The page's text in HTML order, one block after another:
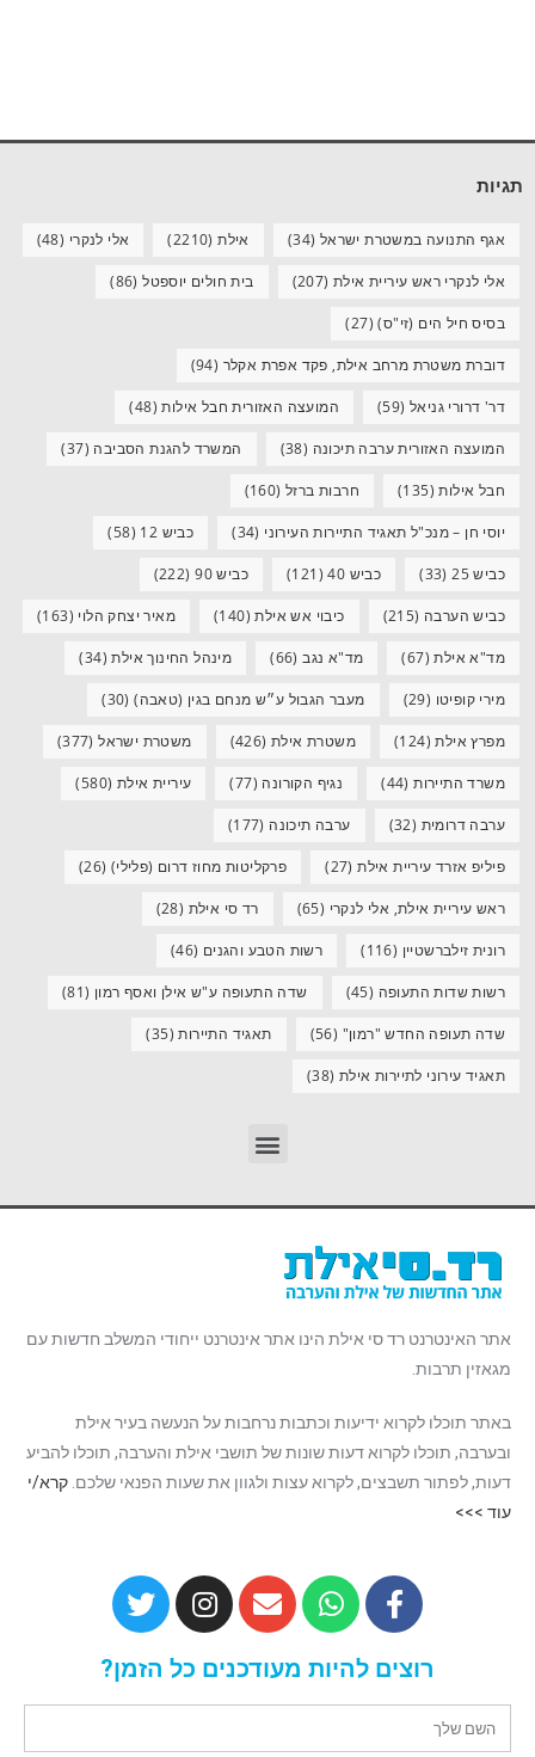
תגיות
אגף התנועה במשטרת ישראל (34) אילת(2210) אלי לנקרי (48)
אלי לנקרי ראש עיריית אילת (207) בית חולים יוספטל(86)
בסיס חיל הים (זי"ס)(27)
דוברת משטרת מרחב אילת, פקד אפרת אקלר (94)
דר' דרורי גניאל (59) המועצה האזורית חבל אילות(48)
המועצה האזורית ערבה תיכונה (38) המשרד להגנת הסביבה (37)
חבל אילות(135) חרבות ברזל (160)
יוסי חן – מנכ"ל תאגיד התיירות העירוני (34) כביש 12 (58)
כביש 25 (33) כביש 40 (121) כביש 90 (222)
כביש הערבה (215) כיבוי אש אילת(140) מאיר יצחק הלוי (163)
מד"א אילת(67) מד"א נגב(66) מינהל החינוך אילת(34)
מירי קופיטו (29) מעבר הגבול ע״ש מנחם בגין (טאבה)(30)
מפרץ אילת(124) משטרת אילת (426) משטרת ישראל(377)
משרד התיירות(44) נגיף הקורונה (77) עיריית אילת (580)
ערבה דרומית (32) ערבה תיכונה (177)
פיליפ אזרד עיריית אילת(27) פרקליטות מחוז דרום (פלילי) (26)
ראש עיריית אילת, אלי לנקרי (65) רד סי אילת (28)
רונית זילברשטיין (116) רשות הטבע והגנים (46)
רשות שדות התעופה (45) שדה התעופה ע"ש אילן ואסף רמון (81)
שדה תעופה החדש "רמון" (56) תאגיד התיירות(35)
תאגיד עירוני לתיירות אילת (38)
אתר האינטרנט רד סי אילת הינו אתר אינטרנט ייחודי המשלב חדשות עם
מגאזין תרבות.
באתר תוכלו לקרוא ידיעות וכתבות נרחבות על הנעשה בעיר אילת
ובערבה, תוכלו לקרוא דעות שונות של תושבי אילת והערבה, תוכלו להביע
דעות, לפתור תשבצים, לקרוא עצות ולגוון את שעות הפנאי שלכם. קרא/י
עוד >>>
רוצים להיות מעודכנים כל הזמן?